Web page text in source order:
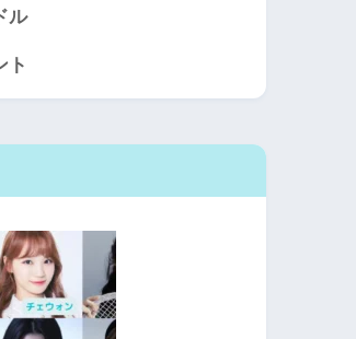
ル
ト